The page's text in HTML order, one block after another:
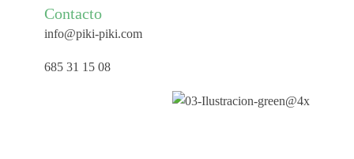
Contacto
info@piki-piki.com
685 31 15 08